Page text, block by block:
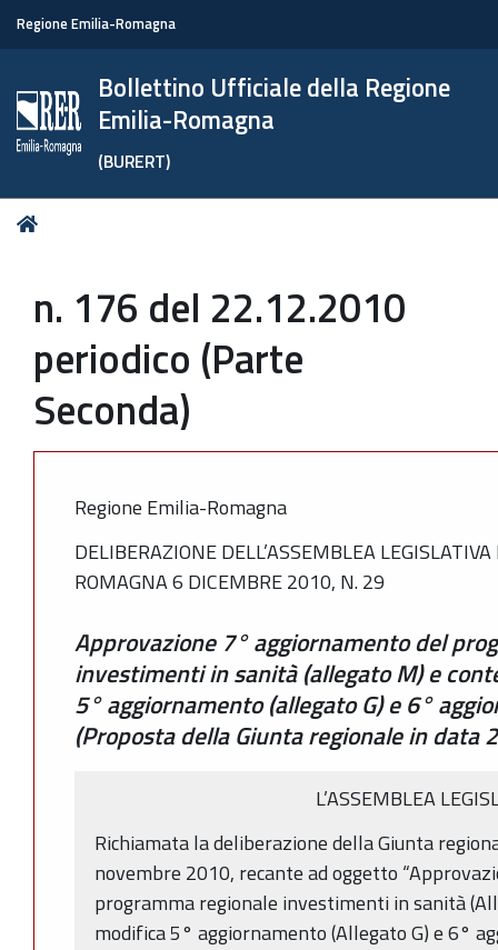
Regione Emilia-Romagna
Bollettino Ufficiale della Regione
Emilia-Romagna
(BURERT)
Tu
n. 176 del 22.12.2010
periodico (Parte
Seconda)
Regione Emilia-Romagna
DELIBERAZIONE DELL’ASSEMBLEA
ROMAGNA 6 DICEMBRE 2010, N. 29
Approvazione 7° aggiornamento del
investimenti in sanità (allegato M) e
5° aggiornamento (allegato G) e 6°
(Proposta della Giunta regionale in data
L’ASSEMBLEA
Richiamata la deliberazione della Giunta
novembre 2010, recante ad oggetto
programma regionale investimenti in sanità
modifica 5° aggiornamento (Allegato G) e 6°